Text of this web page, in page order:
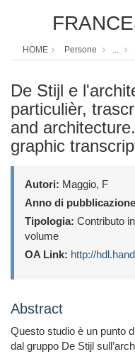
HOME Persone ...
De Stijl e
particulièr,
and
graphic
Autori: Maggio, F
Anno di
Tipologia: Contributo
volume
OA Link: http://
Abstract
Questo studio è un punto
dal gruppo De Stijl